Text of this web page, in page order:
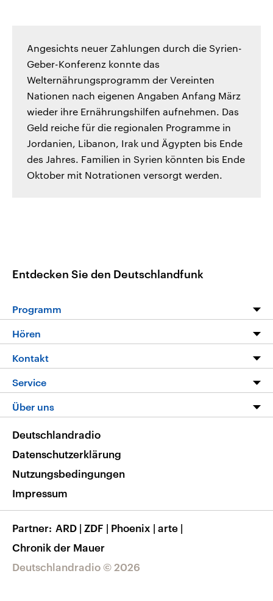
Angesichts neuer Zahlungen durch die Syrien-
Geber-Konferenz konnte das
Welternährungsprogramm der Vereinten
Nationen nach eigenen Angaben Anfang März
wieder ihre Ernährungshilfen aufnehmen. Das
Geld reiche für die regionalen Programme in
Jordanien, Libanon, Irak und Ägypten bis Ende
des Jahres. Familien in Syrien könnten bis Ende
Oktober mit Notrationen versorgt werden.
Entdecken Sie den Deutschlandfunk
Programm
Programm
Die Nachrichten
Nachrichtenleicht
Neue Beiträge auf dlf.de
Hören
Livestream
Podcasts
Deutschlandfunk App
Nachrichten App
Frequenzen
Kontakt
Hörerservice
Service
FAQ
Veranstaltungen
Musikliste
RSS
Über uns
Barrierefreiheit
Deutschlandradio © 2026
Deutschlandradio
Datenschutzerklärung
Nutzungsbedingungen
Impressum
Partner ARD | ZDF | Phoenix | arte |
Chronik der Mauer